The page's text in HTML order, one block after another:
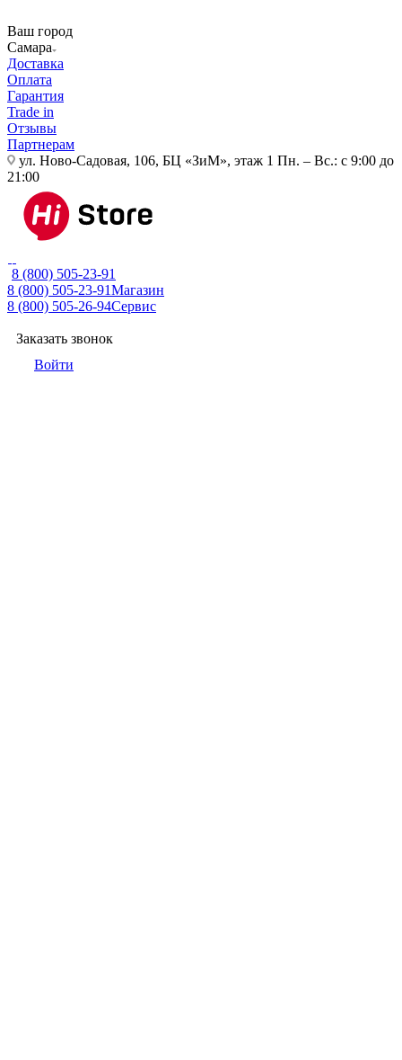
Ваш город
Самара
Доставка
Оплата
Гарантия
Trade in
Отзывы
Партнерам
ул. Ново-Садовая, 106, БЦ «ЗиМ», этаж 1 Пн. – Вс.: с 9:00 до
21:00
8 (800) 505-23-91
8 (800) 505-23-91Магазин
8 (800) 505-26-94Сервис
Заказать звонок
Войти